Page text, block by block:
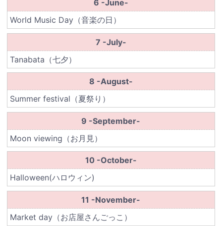
6 -June-
World Music Day（音楽の日）
7 -July-
Tanabata（七夕）
8 -August-
Summer festival（夏祭り）
9 -September-
Moon viewing（お月見）
10 -October-
Halloween(ハロウィン)
11 -November-
Market day（お店屋さんごっこ）